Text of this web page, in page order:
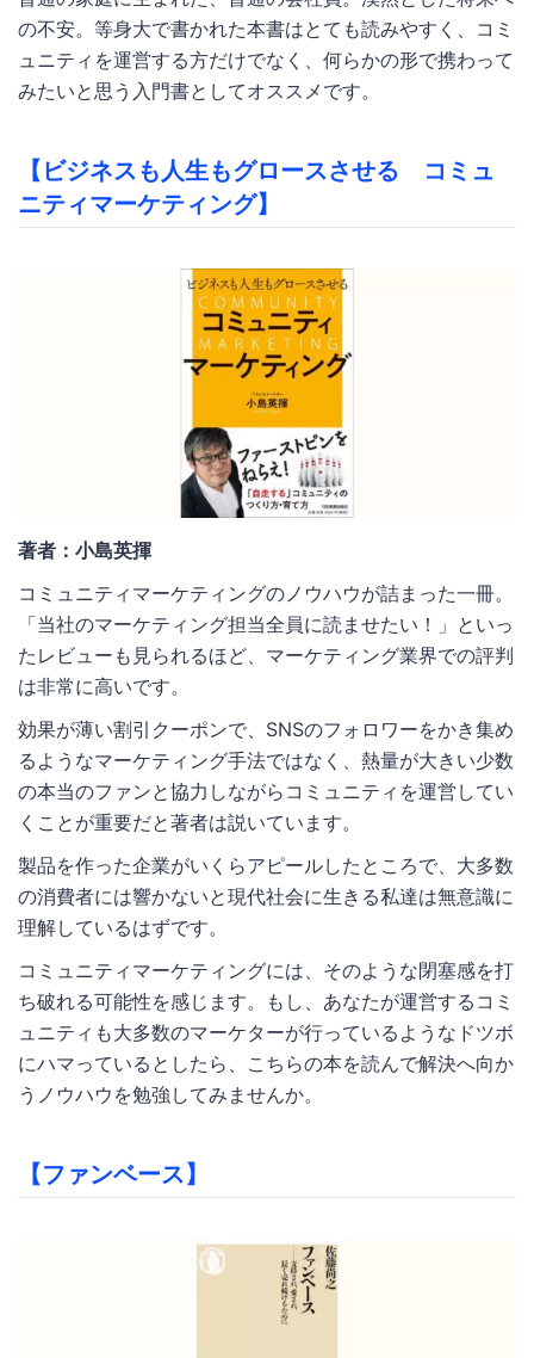
の不安。等身大で書かれた本書はとても読みやすく、コミ
ュニティを運営する方だけでなく、何らかの形で携わって
みたいと思う入門書としてオススメです。
【ビジネスも人生もグロースさせる コミュ
ニティマーケティング】
著者：小島英揮
コミュニティマーケティングのノウハウが詰まった一冊。
「当社のマーケティング担当全員に読ませたい！」といっ
たレビューも見られるほど、マーケティング業界での評判
は非常に高いです。
効果が薄い割引クーポンで、SNSのフォロワーをかき集め
るようなマーケティング手法ではなく、熱量が大きい少数
の本当のファンと協力しながらコミュニティを運営してい
くことが重要だと著者は説いています。
製品を作った企業がいくらアピールしたところで、大多数
の消費者には響かないと現代社会に生きる私達は無意識に
理解しているはずです。
コミュニティマーケティングには、そのような閉塞感を打
ち破れる可能性を感じます。もし、あなたが運営するコミ
ュニティも大多数のマーケターが行っているようなドツボ
にハマっているとしたら、こちらの本を読んで解決へ向か
うノウハウを勉強してみませんか。
【ファンベース】